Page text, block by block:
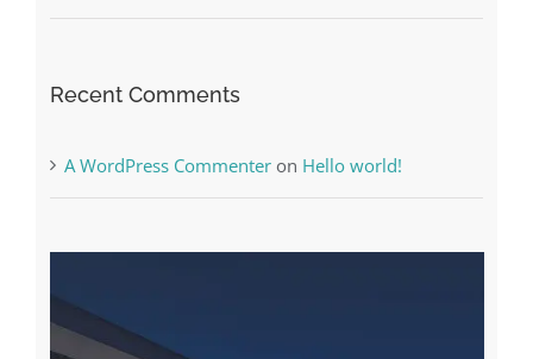
Recent Comments
A WordPress Commenteron Hello world!